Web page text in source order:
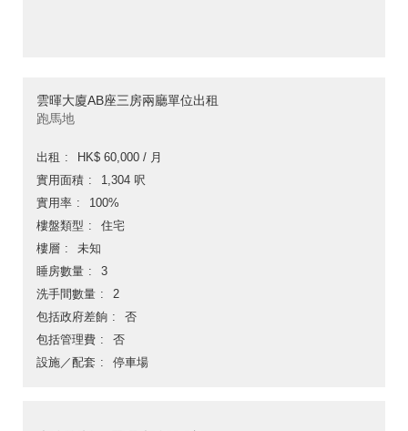
雲暉大廈AB座三房兩廳單位出租
跑馬地
出租
HK$ 60,000 / 月
實用面積
1,304 呎
實用率
100%
樓盤類型
住宅
樓層
未知
睡房數量
3
洗手間數量
2
包括政府差餉
否
包括管理費
否
設施／配套
停車場